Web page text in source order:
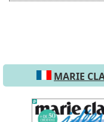
MARIE